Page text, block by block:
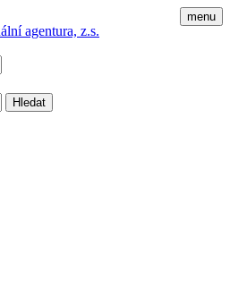
menu
agentura, z.s.
Hledat